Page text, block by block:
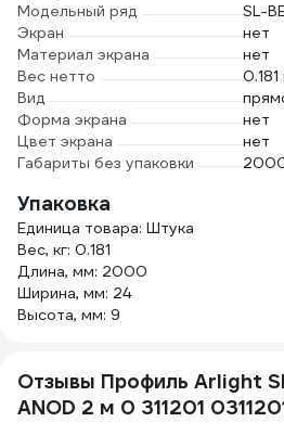
Модельный ряд
SL-
Экран
нет
Материал экрана
нет
Вес нетто
0.181
Вид
Форма экрана
нет
Цвет экрана
нет
Габариты без упаковки
Упаковка
Единица товара: Штука
Вес, кг: 0.181
Длина, мм: 2000
Ширина, мм: 24
Высота, мм: 9
Отзывы Профиль Arlight
ANOD 2 м 0 311201